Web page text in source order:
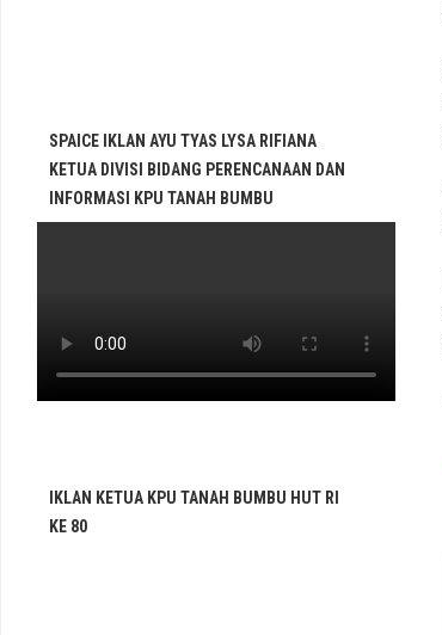
SPAICE IKLAN AYU TYAS LYSA RIFIANA
KETUA DIVISI BIDANG PERENCANAAN DAN
INFORMASI KPU TANAH BUMBU
IKLAN KETUA KPU TANAH BUMBU HUT RI
KE 80